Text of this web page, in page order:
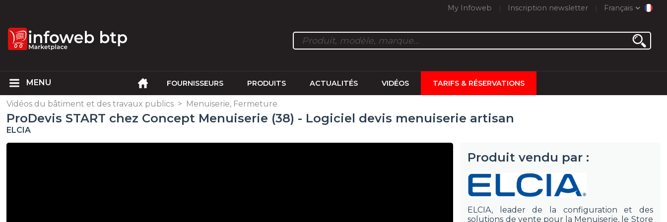
My Infoweb Inscription newsletter Français
FOURNISSEURS PRODUITS ACTUALITÉS VIDÉOS TARIFS & RÉSERVATIONS
Vidéos du bâtiment et des travaux publics > Menuiserie, Fermeture
ProDevis START chez Concept Menuiserie (38) - Logiciel devis menuiserie artisan
ELCIA
Produit vendu par :
ELCIA, leader de la configuration et des
solutions de vente pour la Menuiserie, le Store